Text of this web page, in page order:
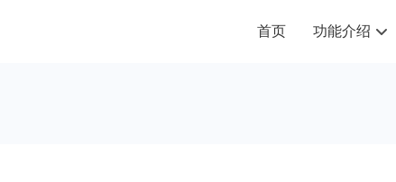
首页 功能介绍